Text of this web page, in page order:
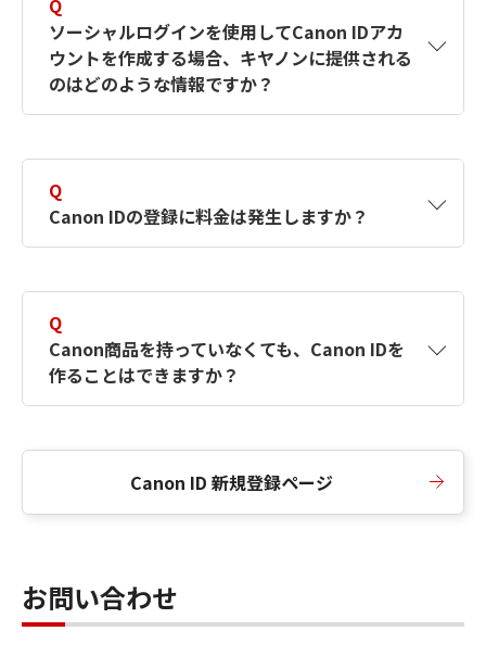
す。詳しい作成方法は【カメラ】Canon IDとは
何ですか？Canon IDの作成方法は？をご確認く
ださい。
ソーシャルログインを使用してCanon IDアカ
ウントを作成する場合、キヤノンに提供される
のはどのような情報ですか？
択したサービスから取得します。アカウントを
簡単に作成できるように、この情報を使用して
Canon IDの登録フォームを入力します。
Q
Canon IDの登録に料金は発生しますか？
Q
Canon商品を持っていなくても、Canon IDを
作ることはできますか？
Canon ID 新規登録ページ
お問い合わせ